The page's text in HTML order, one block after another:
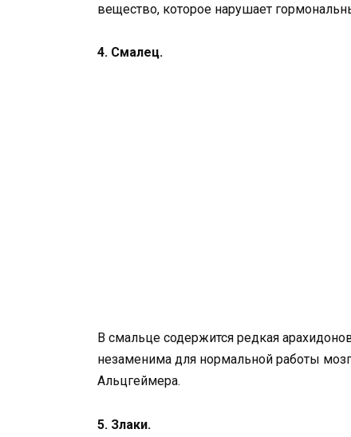
вещество, которое нарушает
4. Смалец.
В смальце содержится редкая
незаменима для нормальной работы
Альцгеймера.
5. Злаки.